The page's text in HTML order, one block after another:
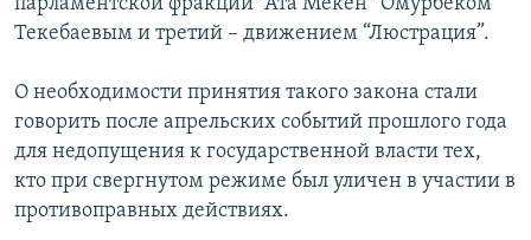
Текебаевым и третий – движением “Люстрация”.
О необходимости принятия такого закона стали
говорить после апрельских событий прошлого года
для недопущения к государственной власти тех,
кто при свергнутом режиме был уличен в участии в
противоправных действиях.